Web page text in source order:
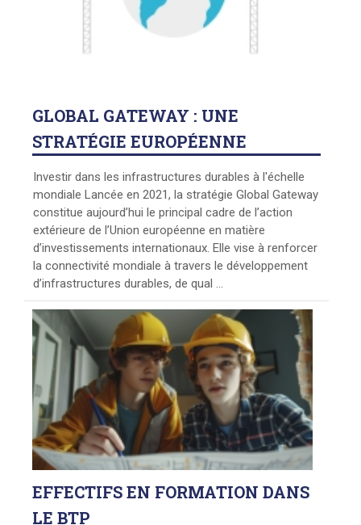
GLOBAL GATEWAY : UNE
STRATÉGIE EUROPÉENNE
Investir dans les infrastructures durables à l'échelle
mondiale Lancée en 2021, la stratégie Global Gateway
constitue aujourd’hui le principal cadre de l’action
extérieure de l’Union européenne en matière
d’investissements internationaux. Elle vise à renforcer
la connectivité mondiale à travers le développement
d’infrastructures durables, de qual ...
EFFECTIFSEN FORMATION DANS
LE BTP